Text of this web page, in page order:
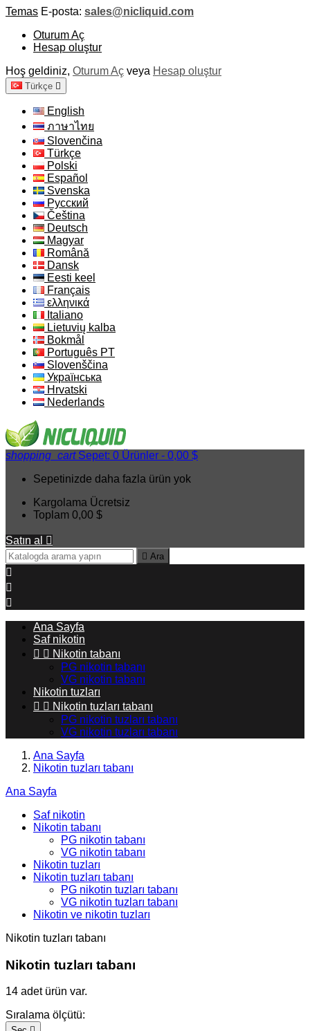
Temas E-posta: sales@nicliquid.com
Oturum Aç
Hesap oluştur
Hoş geldiniz, Oturum Aç veya Hesap oluştur
Türkçe 
English
ภาษาไทย
Slovenčina
Türkçe
Polski
Español
Svenska
Русский
Čeština
Deutsch
Magyar
Română
Dansk
Eesti keel
Français
ελληνικά
Italiano
Lietuvių kalba
Bokmål
Português PT
Slovenščina
Українська
Hrvatski
Nederlands
shopping_cart Sepet: 0 Ürünler - 0,00 $
Sepetinizde daha fazla ürün yok
Kargolama Ücretsiz
Toplam 0,00 $
Satın al 
 Ara



Ana Sayfa
Saf nikotin
  Nikotin tabanı
PG nikotin tabanı
VG nikotin tabanı
Nikotin tuzları
  Nikotin tuzları tabanı
PG nikotin tuzları tabanı
VG nikotin tuzları tabanı
Ana Sayfa
Nikotin tuzları tabanı
Ana Sayfa
Saf nikotin
Nikotin tabanı
PG nikotin tabanı
VG nikotin tabanı
Nikotin tuzları
Nikotin tuzları tabanı
PG nikotin tuzları tabanı
VG nikotin tuzları tabanı
Nikotin ve nikotin tuzları
Nikotin tuzları tabanı
Nikotin tuzları tabanı
14 adet ürün var.
Sıralama ölçütü: